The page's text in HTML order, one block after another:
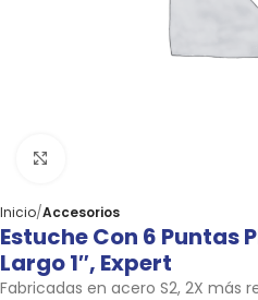
Inicio Accesorios
Estuche Con 6 Puntas
Largo 1″, Expert
Fabricadas en acero S2, 2X más